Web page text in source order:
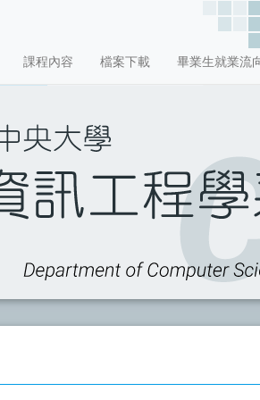
課程內容 檔案下載 畢業生就業流